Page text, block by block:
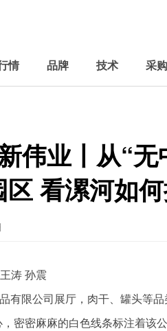
情 品牌 技术 采购
伟业丨从“
看漯河如
涛 孙震
有限公司展厅，肉干、罐头等
密密麻麻的白色线条标注着该公